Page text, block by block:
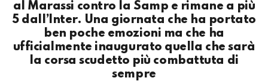
al Marassi contro la Samp e rimane a più
5 dall’Inter. Una giornata che ha portato
ben poche emozioni ma che ha
ufficialmente inaugurato quella che sarà
la corsa scudetto più combattuta di
sempre